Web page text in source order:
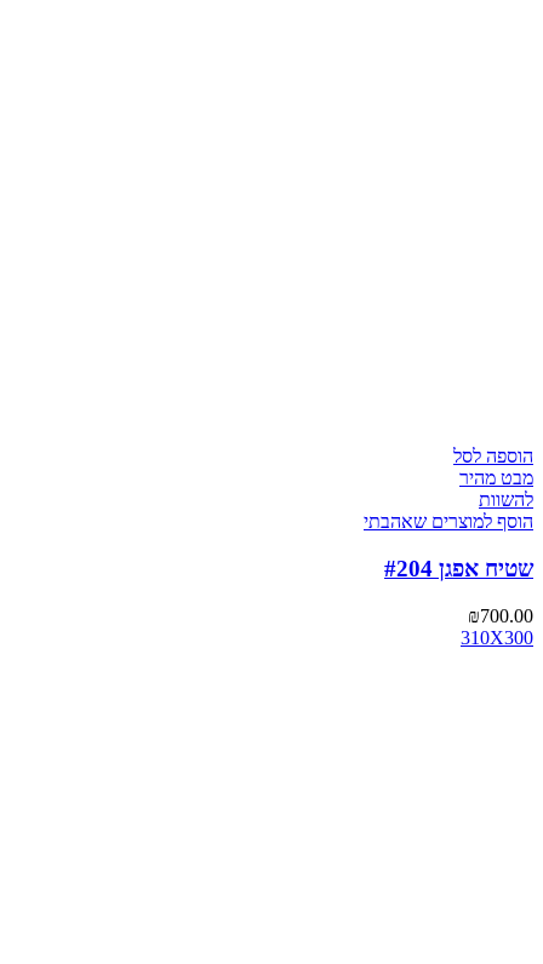
הוספה לסל
מבט מהיר
להשוות
הוסף למוצרים שאהבתי
שטיח אפגן #204
₪700.00
310X300